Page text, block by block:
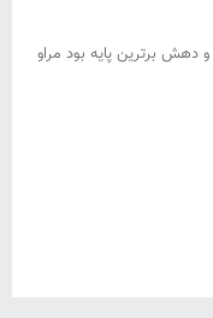
دهش برترین پایه بود مراو